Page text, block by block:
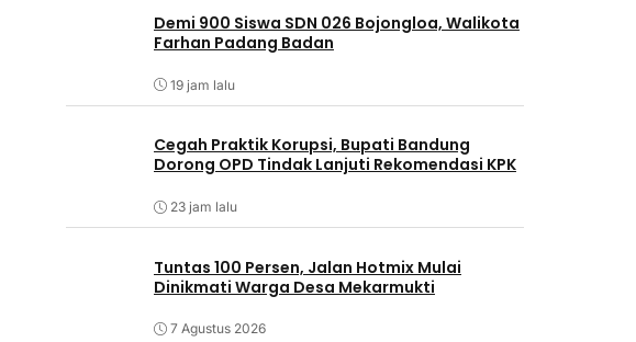
Demi 900 Siswa SDN 026 Bojongloa, Walikota
Farhan Padang Badan
19 jam lalu
Cegah Praktik Korupsi, Bupati Bandung
Dorong OPD Tindak Lanjuti Rekomendasi KPK
23 jam lalu
Tuntas 100 Persen, Jalan Hotmix Mulai
Dinikmati Warga Desa Mekarmukti
7 Agustus 2026